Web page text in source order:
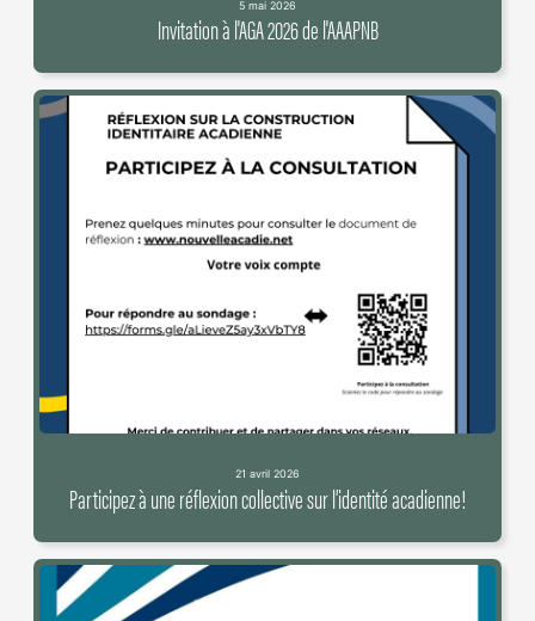
5 mai 2026
Invitation à l'AGA 2026 de l'AAAPNB
21 avril 2026
Participez à une réflexion collective sur l’identité acadienne!